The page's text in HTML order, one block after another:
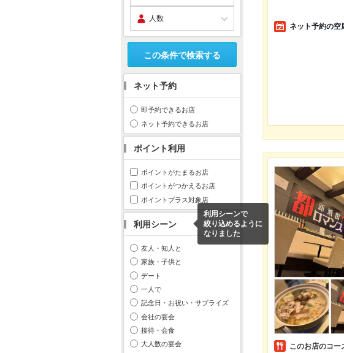
この条件で検索する
ネット予約
即予約できるお店
ネット予約できるお店
ポイント利用
ポイントがたまるお店
ポイントがつかえるお店
ポイントプラス対象店
利用シーン
利用シーンで
絞り込めるように
なりました
友人・知人と
家族・子供と
デート
一人で
記念日・お祝い・サプライズ
会社の宴会
接待・会食
大人数の宴会
ネット予約の空
このお店のコー